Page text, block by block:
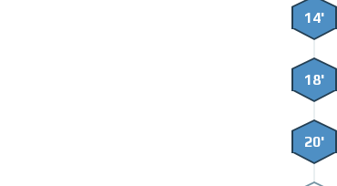
14'
18'
20'